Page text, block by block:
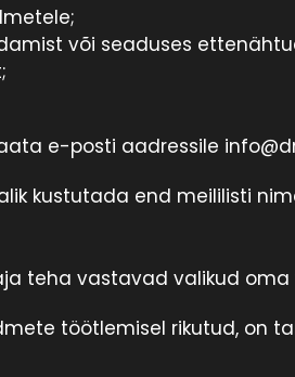
või seaduses
e-posti aadressile
kustutada end meililisti
teha vastavad valikud
töötlemisel rikutud, on